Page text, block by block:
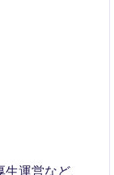
運営など、